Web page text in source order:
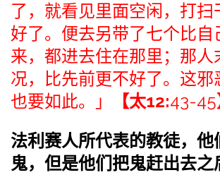
了，就看见里面空闲，打扫
好了。便去另带了七个比自
来，都进去住在那里；那人
况，比先前更不好了。这邪
也要如此。」
【太12:43-45
法利赛人所代表的教徒，他
鬼，但是他们把鬼赶出去之